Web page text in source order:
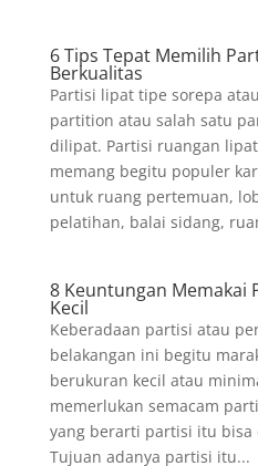
6 Tips Tepat Memilih
Berkualitas
Partisi lipat tipe sorepa
partition atau salah satu
dilipat. Partisi ruangan
memang begitu populer
untuk ruang pertemuan,
pelatihan, balai sidang,
8 Keuntungan Memakai
Kecil
Keberadaan partisi atau
belakangan ini begitu
berukuran kecil atau
memerlukan semacam
yang berarti partisi itu bisa
Tujuan adanya partisi itu...